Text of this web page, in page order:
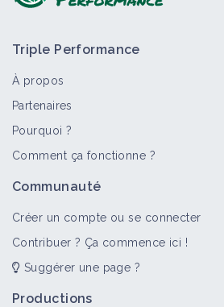
Triple Performance
À propos
Partenaires
Pourquoi ?
Comment ça fonctionne ?
Communauté
Créer un compte ou se connecter
Contribuer ? Ça commence ici !
Suggérer une page ?
Productions